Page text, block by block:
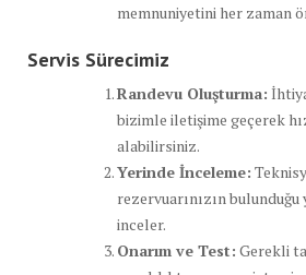
memnuniyetini her zaman
Servis Sürecimiz
Randevu Oluşturma:
bizimle iletişime geçerek
alabilirsiniz.
Yerinde İnceleme:
rezervuarınızın bulunduğu
inceler.
Onarım ve Test: Gerekli